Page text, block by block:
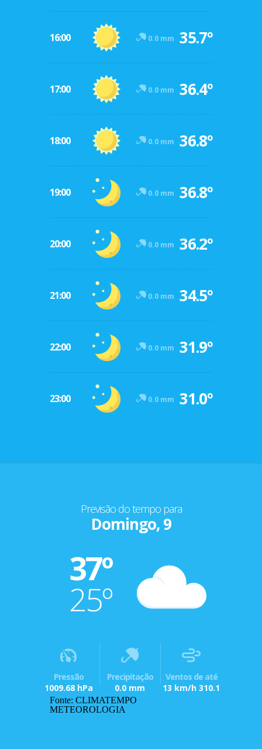
16:00 0.0 mm 35.7º
17:00 0.0 mm 36.4º
18:00 0.0 mm 36.8º
19:00 0.0 mm 36.8º
20:00 0.0 mm 36.2º
21:00 0.0 mm 34.5º
22:00 0.0 mm 31.9º
23:00 0.0 mm 31.0º
Previsão do tempo para
Domingo, 9
37º
25º
Pressão
1009.68 hPa
Precipitação
0.0 mm
Ventos de até
13 km/h 310.1
Fonte: CLIMATEMPO
METEOROLOGIA